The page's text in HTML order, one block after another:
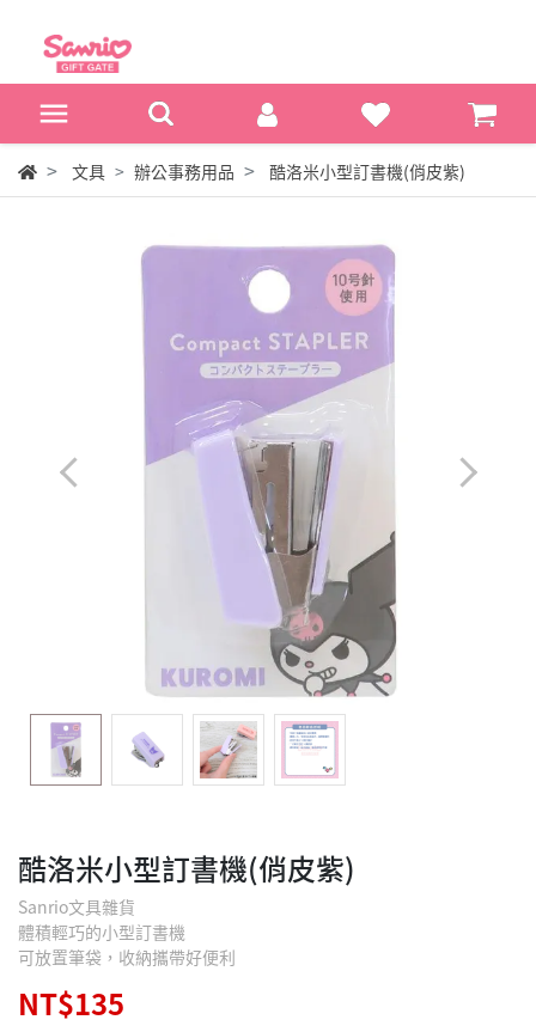
文具 辦公事務用品 酷洛米小型訂書機(俏皮紫)
酷洛米小型訂書機(俏皮紫)
Sanrio文具雜貨
體積輕巧的小型訂書機
可放置筆袋，收納攜帶好便利
NT$135